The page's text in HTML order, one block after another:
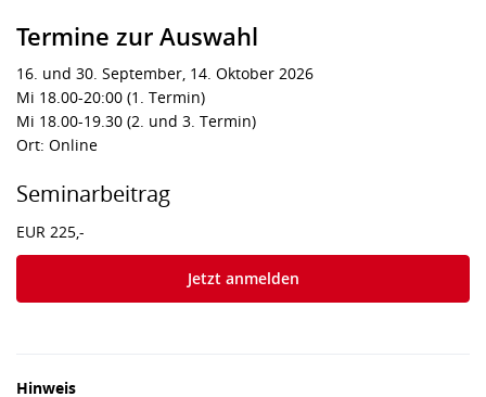
Termine zur Auswahl
16. und 30. September, 14. Oktober 2026
Mi 18.00-20:00 (1. Termin)
Mi 18.00-19.30 (2. und 3. Termin)
Ort: Online
Seminarbeitrag
EUR 225,-
Jetzt anmelden
Hinweis